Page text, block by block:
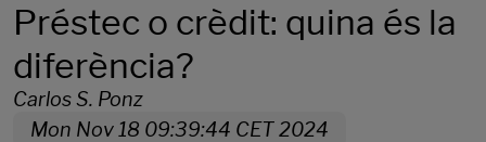
Préstec o crèdit: quina és la
diferència?
Carlos S. Ponz
Mon Nov 18 09:39:44 CET 2024